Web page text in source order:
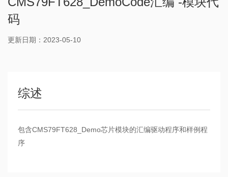
码
更新日期：2023-05-10
综述
包含CMS79FT628_Demo芯片模块的汇编驱动程序和样例程
序